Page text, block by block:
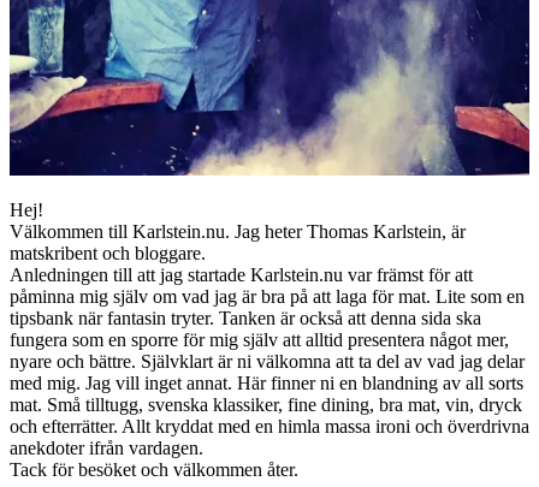
Hej!
Välkommen till Karlstein.nu. Jag heter Thomas Karlstein, är
matskribent och bloggare.
Anledningen till att jag startade Karlstein.nu var främst för att
påminna mig själv om vad jag är bra på att laga för mat. Lite som en
tipsbank när fantasin tryter. Tanken är också att denna sida ska
fungera som en sporre för mig själv att alltid presentera något mer,
nyare och bättre. Självklart är ni välkomna att ta del av vad jag delar
med mig. Jag vill inget annat. Här finner ni en blandning av all sorts
mat. Små tilltugg, svenska klassiker, fine dining, bra mat, vin, dryck
och efterrätter. Allt kryddat med en himla massa ironi och överdrivna
anekdoter ifrån vardagen.
Tack för besöket och välkommen åter.